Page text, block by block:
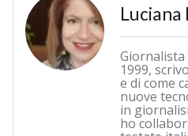
Luciana
1999,
e di come
nuove
in
ho